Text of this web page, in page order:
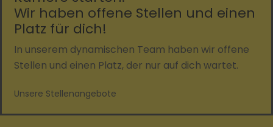
Wir haben offene Stellen und einen
Platz für dich!
In unserem dynamischen Team haben wir offene
Stellen und einen Platz, der nur auf dich wartet.
Unsere Stellenangebote